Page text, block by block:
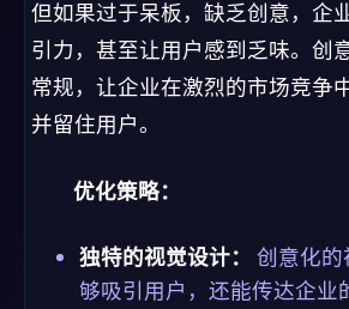
但如果过于呆板，缺乏创意，企
引力，甚至让用户感到乏味。创
常规，让企业在激烈的市场竞争
并留住用户。
优化策略：
独特的视觉设计：
创意化的
够吸引用户，还能传达企业